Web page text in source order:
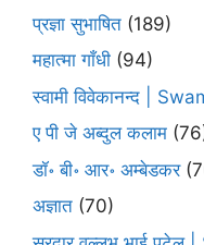
प्रज्ञा सुभाषित (189)
महात्मा गाँधी (94)
स्वामी विवेकानन्द |
ए पी जे अब्दुल कलाम
डॉ॰ बी॰ आर॰ अम्बेडकर
अज्ञात (70)